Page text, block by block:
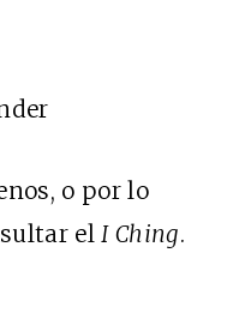
o por lo
elI Ching.